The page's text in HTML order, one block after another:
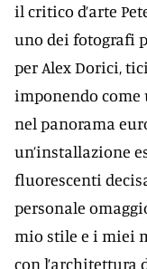
il critico d’arte
uno dei fotografi
per Alex Dorici,
imponendo
nel panorama
un’installazione
fluorescenti
personale
mio stile e i miei
con l’architettura